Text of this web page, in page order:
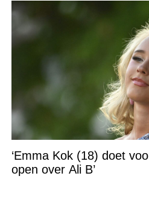
‘Emma Kok (18) doet
open over Ali B’